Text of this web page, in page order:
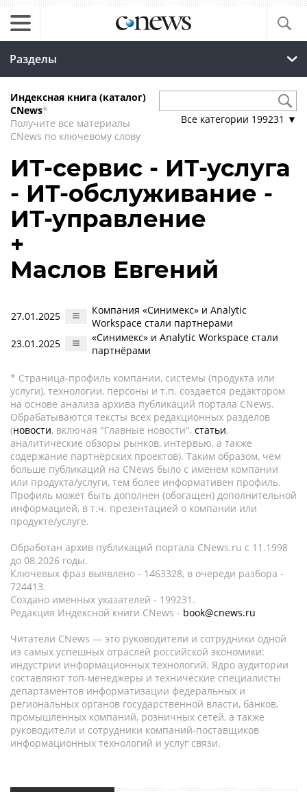
Разделы
Индексная книга (каталог)
CNews*
Получите все материалы
CNews по ключевому слову
Все категории 199231 ▼
ИТ-сервис - ИТ-услуга
- ИТ-обслуживание -
ИТ-управление
+
Маслов Евгений
27.01.2025
Компания «Синимекс» и Analytic
Workspace стали партнерами
23.01.2025
«Синимекс» и Analytic Workspace стали
партнёрами
* Страница-профиль компании, системы (продукта или
услуги), технологии, персоны и т.п. создается редактором
на основе анализа архива публикаций портала CNews.
Обрабатываются тексты всех редакционных разделов
(новости, включая "Главные новости", статьи,
аналитические обзоры рынков, интервью, а также
содержание партнёрских проектов). Таким образом, чем
больше публикаций на CNews было с именем компании
или продукта/услуги, тем более информативен профиль.
Профиль может быть дополнен (обогащен) дополнительной
информацией, в т.ч. презентацией о компании или
продукте/услуге.
Обработан архив публикаций портала CNews.ru c 11.1998
до 08.2026 годы.
Ключевых фраз выявлено - 1463328, в очереди разбора -
724413.
Создано именных указателей - 199231.
Редакция Индексной книги CNews - book@cnews.ru
Читатели CNews — это руководители и сотрудники одной
из самых успешных отраслей российской экономики:
индустрии информационных технологий. Ядро аудитории
составляют топ-менеджеры и технические специалисты
департаментов информатизации федеральных и
региональных органов государственной власти, банков,
промышленных компаний, розничных сетей, а также
руководители и сотрудники компаний-поставщиков
информационных технологий и услуг связи.